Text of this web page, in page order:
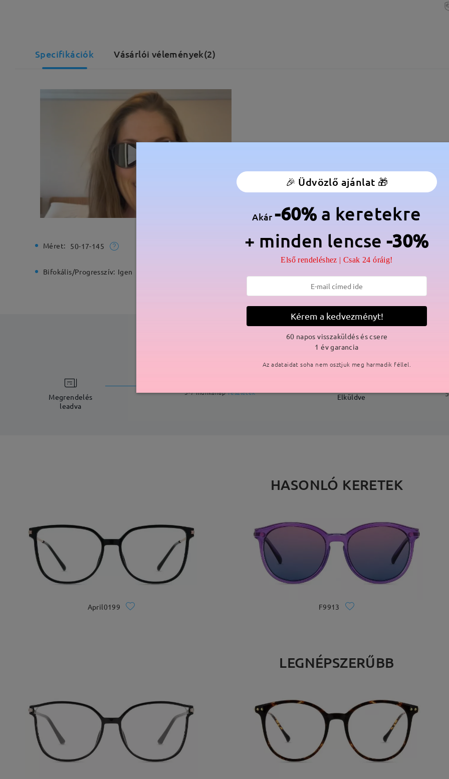
Specifikációk Vásárlói vélemények(2)
Méret: 50-17-145 Teljes szélesség: 127 mm ( Kicsi) Lencse átlós méret: 52 mm
Bifokális/Progresszív: Igen
SZÁLLÍTÁS
Megrendelés
leadva
5-7 munkanap részletek Elküldve
HASONLÓ KERETEK
April0199 F9913
LEGNÉPSZERŰBB
🎉 Üdvözlő ajánlat 🎁
Akár-60% a keretekre
+ minden lencse -30%
Első rendeléshez | Csak 24 óráig!
Kérem a kedvezményt!
60 napos visszaküldés és csere
1 év garancia
Az adataidat soha nem osztjuk meg harmadik féllel.